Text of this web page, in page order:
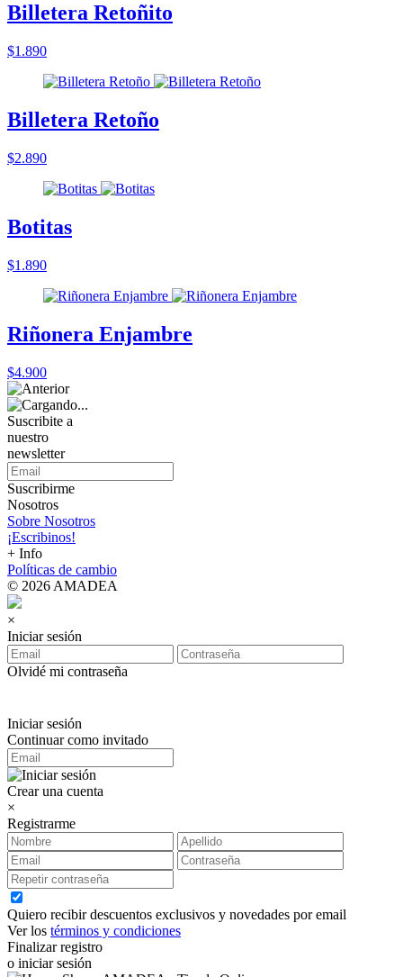
Billetera Retoñito
$1.890
Billetera Retoño
$2.890
Botitas
$1.890
Riñonera Enjambre
$4.900
Suscribite a
nuestro
newsletter
Suscribirme
Nosotros
Sobre Nosotros
¡Escribinos!
+ Info
Políticas de cambio
© 2026 AMADEA
×
Iniciar sesión
Olvidé mi contraseña
Iniciar sesión
Continuar como invitado
Crear una cuenta
×
Registrarme
Quiero recibir descuentos exclusivos y novedades por email
Ver los términos y condiciones
Finalizar registro
o iniciar sesión